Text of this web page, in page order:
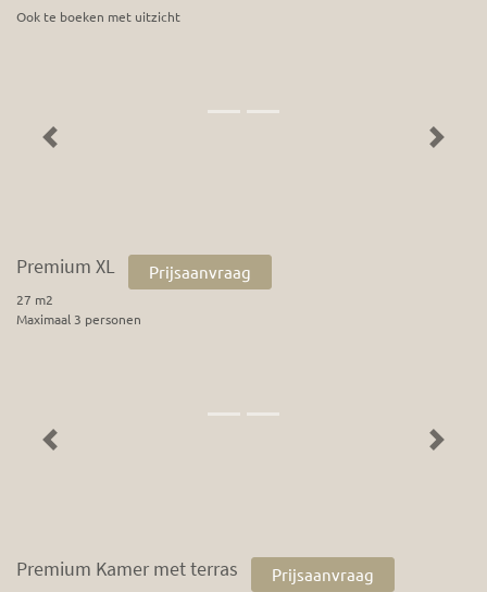
Ook te boeken met uitzicht
Previous Next
Premium XL Prijsaanvraag
27 m2
Maximaal 3 personen
Previous Next
Premium Kamer met terras Prijsaanvraag